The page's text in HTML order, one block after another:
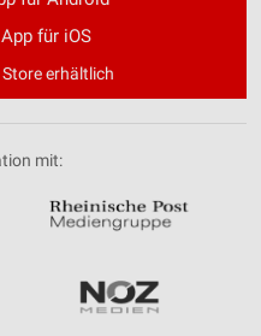
für iOS
erhältlich
mit: